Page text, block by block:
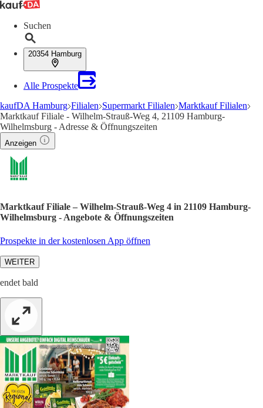
Suchen
20354 Hamburg
Alle Prospekte
kaufDA Hamburg Filialen Supermarkt Filialen Marktkauf Filialen
Marktkauf Filiale - Wilhelm-Strauß-Weg 4, 21109 Hamburg-
Wilhelmsburg - Adresse & Öffnungszeiten
Anzeigen
Marktkauf Filiale – Wilhelm-Strauß-Weg 4 in 21109 Hamburg-
Wilhelmsburg - Angebote & Öffnungszeiten
Prospekte in der kostenlosen App öffnen
WEITER
endet bald